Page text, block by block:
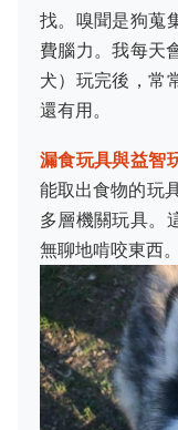
找。嗅聞是狗蒐
費腦力。我每天
犬）玩完後，常
還有用。
漏食玩具與益智
能取出食物的玩
多層機關玩具。
無聊地啃咬東西。